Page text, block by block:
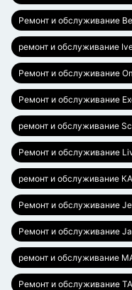
Ремонт и обслуживание
ремонт и обслуживание
Ремонт и обслуживание
Ремонт и обслуживание
ремонт и обслуживание
Ремонт и обслуживание
ремонт и обслуживание
Ремонт и обслуживание
Ремонт и обслуживание
ремонт и обслуживание
Ремонт и обслуживание